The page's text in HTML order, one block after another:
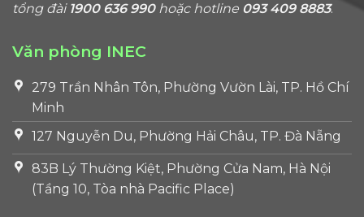
tổng đài 1900 636 990hoặc hotline 093 409 8883.
Văn phòng INEC
279 Trần Nhân Tôn, Phường Vườn Lài, TP. Hồ Chí
Minh
127 Nguyễn Du, Phường Hải Châu, TP. Đà Nẵng
83B Lý Thường Kiệt, Phường Cửa Nam, Hà Nội
(Tầng 10, Tòa nhà Pacific Place)